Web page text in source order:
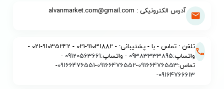
امکان دسترسی به قیمت‌های ویژه و خریدعمده
کمترین زمان ممکن فراهم می‌کند. از این طریق،
کسب‌وکارها می‌توانند با اطمینان از اصالت و کیفیت
محصول، اقدام بهخرید اینترنتی پخش مراقبت دور چشم
عمدهنموده و سود قابل‌توجهی را از این مسیر به دست
آدرس الکترونیکی : alvanmarket.com@gmail.com
تلفن : تماس - با - پشتیبانی: - 91031882-021 - 91035242-021 -
واتساپ:09383333895 - واتساپ:09120563661
-
تماس:09166476553
-
09166476552
-
09166476551
-
09164766613
-